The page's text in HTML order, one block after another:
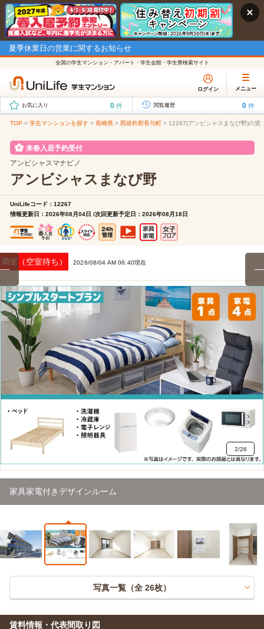
夏季休業日の営業に関するお知らせ
全国の学生マンション・アパート・学生会館・学生寮検索サイト
ログイン メニュー
お気に入り 0 件 閲覧履歴 0 件
TOP > 学生マンションを探す > 長崎県 > 西彼杵郡長与町 > 12267(アンビシャスまなび野)の賃
来春入居予約受付
アンビシャスマナビノ
アンビシャスまなび野
UniLifeコード：12267
情報更新日：2026年08月04日 /次回更新予定日：2026年08月18日
満室（空室待ち） 2026/08/04 AM 06:40現在
家具家電付きデザインルーム
2/26
写真一覧（全 26枚）
賃料情報・代表間取り図